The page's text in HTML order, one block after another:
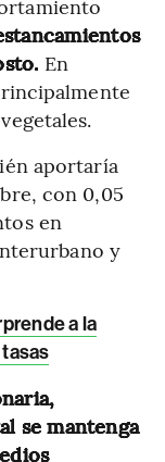
En
aportaría
con 0,05
en
y
a la
se mantenga